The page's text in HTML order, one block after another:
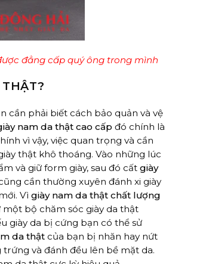
đẳng cấp quý ông trong mình
cần phải biết cách bảo quản và vệ
nam da thật cao cấp đó chính là
vì vậy, việc quan trọng và cần
thật khô thoáng. Vào những lúc
và giữ form giày, sau đó cất giày
cần thường xuyên đánh xi giày
Vì giày nam da thật chất lượng
bộ chăm sóc giày da thật
giày da bị cứng bạn có thể sử
da thật của bạn bị nhăn hay nứt
và đánh đều lên bề mặt da.